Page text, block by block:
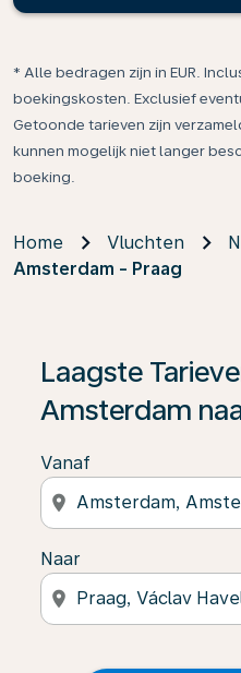
* Alle bedragen zijn in EUR.
boekingskosten. Exclusief
Getoonde tarieven zijn
kunnen mogelijk niet langer
boeking.
Home Vluchten
Amsterdam - Praag
Laagste
Amsterdam
Vanaf
location_on
Naar
location_on